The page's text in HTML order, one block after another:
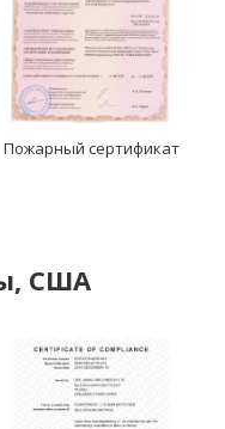
Пожарный сертификат
США